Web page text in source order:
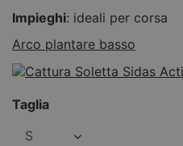
Impieghi: ideali per corsa
Arco plantare basso
Taglia